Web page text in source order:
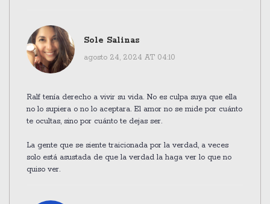
Sole Salinas
agosto 24, 2024 AT 04:10
Ralf tenía derecho a vivir su vida. No es culpa suya que ella
no lo supiera o no lo aceptara. El amor no se mide por cuánto
te ocultas, sino por cuánto te dejas ser.
La gente que se siente traicionada por la verdad, a veces
solo está asustada de que la verdad la haga ver lo que no
quiso ver.